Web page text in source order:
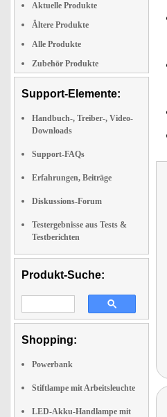
Aktuelle Produkte
Ältere Produkte
Alle Produkte
Zubehör Produkte
Support-Elemente:
Handbuch-, Treiber-, Video-
Downloads
Support-FAQs
Erfahrungen, Beiträge
Diskussions-Forum
Testergebnisse aus Tests &
Testberichten
Produkt-Suche:
Shopping:
Powerbank
Stiftlampe mit Arbeitsleuchte
LED-Akku-Handlampe mit